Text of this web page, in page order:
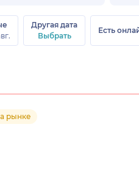
Другая дата
Выбрать
Есть
рынке